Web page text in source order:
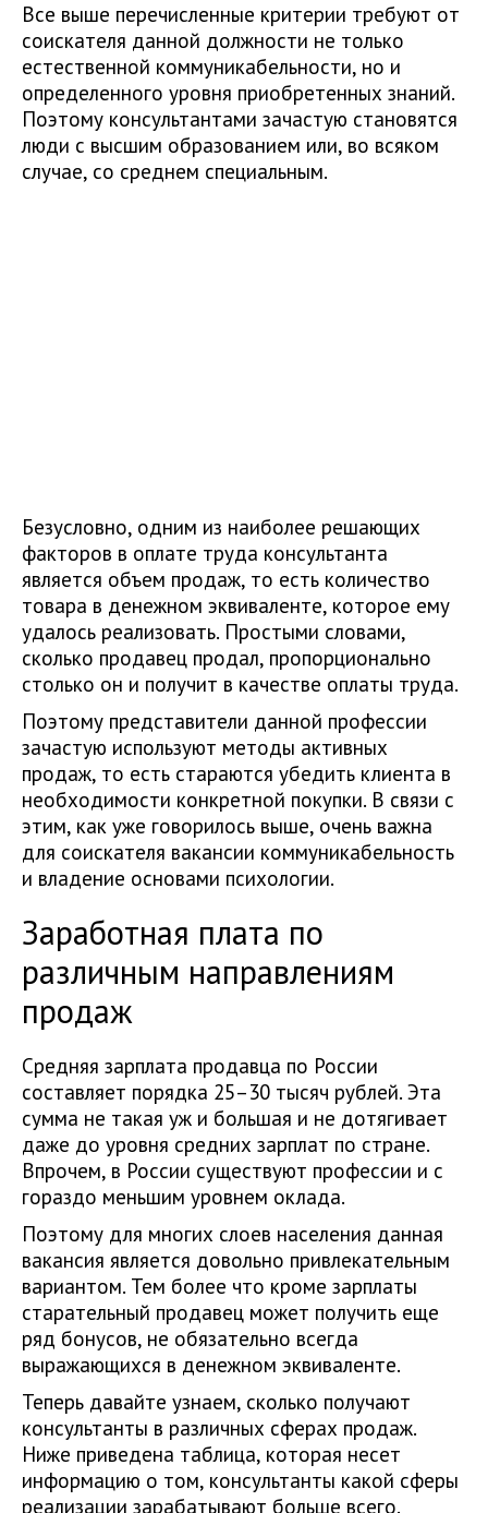
Все выше перечисленные критерии требуют от
соискателя данной должности не только
естественной коммуникабельности, но и
определенного уровня приобретенных знаний.
Поэтому консультантами зачастую становятся
люди с высшим образованием или, во всяком
случае, со среднем специальным.
Безусловно, одним из наиболее решающих
факторов в оплате труда консультанта
является объем продаж, то есть количество
товара в денежном эквиваленте, которое ему
удалось реализовать. Простыми словами,
сколько продавец продал, пропорционально
столько он и получит в качестве оплаты труда.
Поэтому представители данной профессии
зачастую используют методы активных
продаж, то есть стараются убедить клиента в
необходимости конкретной покупки. В связи с
этим, как уже говорилось выше, очень важна
для соискателя вакансии коммуникабельность
и владение основами психологии.
Заработная плата по
различным направлениям
продаж
Средняя зарплата продавца по России
составляет порядка 25–30 тысяч рублей. Эта
сумма не такая уж и большая и не дотягивает
даже до уровня средних зарплат по стране.
Впрочем, в России существуют профессии и с
гораздо меньшим уровнем оклада.
Поэтому для многих слоев населения данная
вакансия является довольно привлекательным
вариантом. Тем более что кроме зарплаты
старательный продавец может получить еще
ряд бонусов, не обязательно всегда
выражающихся в денежном эквиваленте.
Теперь давайте узнаем, сколько получают
консультанты в различных сферах продаж.
Ниже приведена таблица, которая несет
информацию о том, консультанты какой сферы
реализации зарабатывают больше всего.